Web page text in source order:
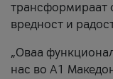
трансформираат
вредност и
„Оваа
нас во А1